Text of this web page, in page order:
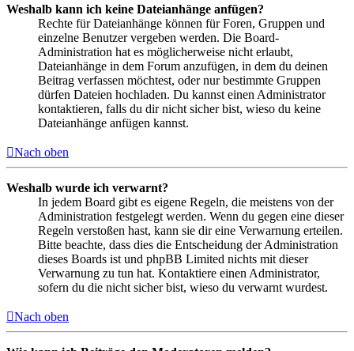
Weshalb kann ich keine Dateianhänge anfügen?
Rechte für Dateianhänge können für Foren, Gruppen und
einzelne Benutzer vergeben werden. Die Board-
Administration hat es möglicherweise nicht erlaubt,
Dateianhänge in dem Forum anzufügen, in dem du deinen
Beitrag verfassen möchtest, oder nur bestimmte Gruppen
dürfen Dateien hochladen. Du kannst einen Administrator
kontaktieren, falls du dir nicht sicher bist, wieso du keine
Dateianhänge anfügen kannst.
Nach oben
Weshalb wurde ich verwarnt?
In jedem Board gibt es eigene Regeln, die meistens von der
Administration festgelegt werden. Wenn du gegen eine dieser
Regeln verstoßen hast, kann sie dir eine Verwarnung erteilen.
Bitte beachte, dass dies die Entscheidung der Administration
dieses Boards ist und phpBB Limited nichts mit dieser
Verwarnung zu tun hat. Kontaktiere einen Administrator,
sofern du die nicht sicher bist, wieso du verwarnt wurdest.
Nach oben